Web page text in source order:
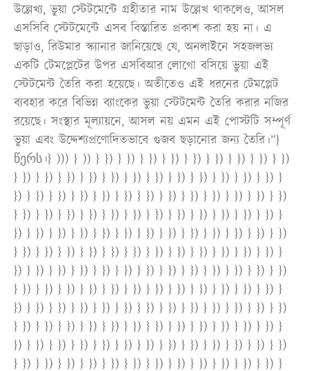
উল্লেখ্য, ভুয়া স্টেটমেন্টে গ্রহীতার নাম উল্লেখ থাকলেও, আসল
এসসিবি স্টেটমেন্টে এসব বিস্তারিত প্রকাশ করা হয় না। এ
ছাড়াও, রিউমার স্ক্যানার জানিয়েছে যে, অনলাইনে সহজলভ্য
একটি টেমপ্লেটের উপর এসবিআর লোগো বসিয়ে ভুয়া এই
স্টেটমেন্ট তৈরি করা হয়েছে। অতীতেও এই ধরনের টেমপ্লেট
ব্যবহার করে বিভিন্ন ব্যাংকের ভুয়া স্টেটমেন্ট তৈরি করার নজির
রয়েছে। সংস্থার মূল্যায়নে, আসল নয় এমন এই পোস্টটি সম্পূর্ণ
ভুয়া এবং উদ্দেশ্যপ্রণোদিতভাবে গুজব ছড়ানোর জন্য তৈরি।”}
წერს।} ))) } )) } }) } }) } }) } }) } }) } }) } }) } }) } })
} }) } }) } }) } }) } }) } }) } }) } }) } }) } }) } }) } }) }
}) } }) } }) } }) } }) } }) } }) } }) } }) } }) } }) } }) } })
} }) } }) } }) } }) } }) } }) } }) } }) } }) } }) } }) } }) }
}) } }) } }) } }) } }) } }) } }) } }) } }) } }) } }) } }) } })
} }) } }) } }) } }) } }) } }) } }) } }) } }) } }) } }) } }) }
}) } }) } }) } }) } }) } }) } }) } }) } }) } }) } }) } }) } })
} }) } }) } }) } }) } }) } }) } }) } }) } }) } }) } }) } }) }
}) } }) } }) } }) } }) } }) } }) } }) } }) } }) } }) } }) } })
} }) } }) } }) } }) } }) } }) } }) } }) } }) } }) } }) } }) }
}) } }) } }) } }) } }) } }) } }) } }) } }) } }) } }) } }) } })
} }) } }) } }) } }) } }) } }) } }) } }) } }) } }) } }) } }) }